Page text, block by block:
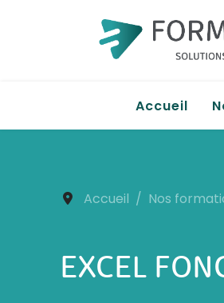
Accueil
Accueil Nos
EXCEL